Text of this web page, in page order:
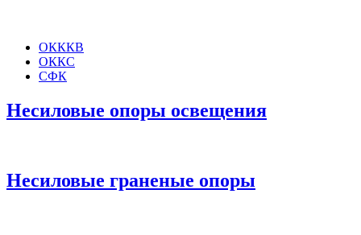
ОКККВ
ОККС
СФК
Несиловые опоры освещения
Несиловые граненые опоры